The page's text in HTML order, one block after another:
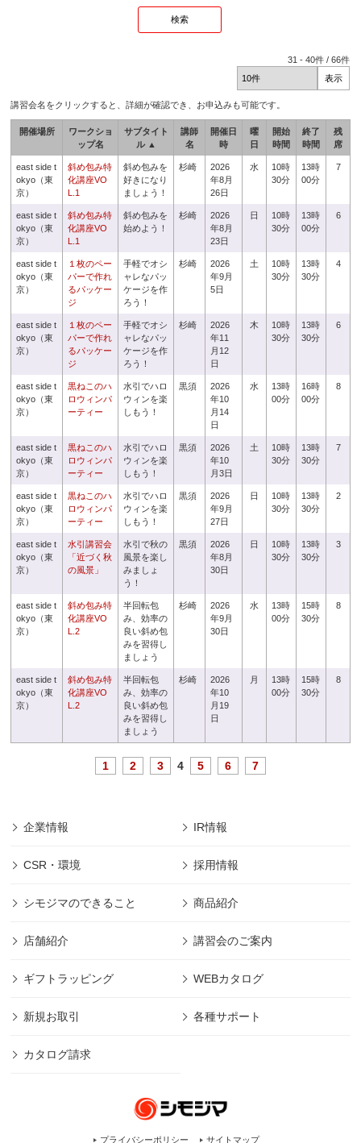
31 -40件 /66件
講習会名をクリックすると、詳細が確認でき、お申込みも可能です。
開催場所
ワークショ
ップ名
サブタイト
ル ▲
講師
名
開催日
時
曜
日
開始
時間
終了
時間
残
席
east side t
okyo（東
京）
斜め包み特
化講座VO
L.1
斜め包みを
好きになり
ましょう！
杉崎
2026
年8月
26日
水
10時
30分
13時
00分
7
east side t
okyo（東
京）
斜め包み特
化講座VO
L.1
斜め包みを
始めよう！
杉崎
2026
年8月
23日
日
10時
30分
13時
00分
6
east side t
okyo（東
京）
１枚のペー
パーで作れ
るパッケー
ジ
手軽でオシ
ャレなパッ
ケージを作
ろう！
杉崎
2026
年9月
5日
土
10時
30分
13時
30分
4
east side t
okyo（東
京）
１枚のペー
パーで作れ
るパッケー
ジ
手軽でオシ
ャレなパッ
ケージを作
ろう！
杉崎
2026
年11
月12
日
木
10時
30分
13時
30分
6
east side t
okyo（東
京）
黒ねこのハ
ロウィンパ
ーティー
水引でハロ
ウィンを楽
しもう！
黒須
2026
年10
月14
日
水
13時
00分
16時
00分
8
east side t
okyo（東
京）
黒ねこのハ
ロウィンパ
ーティー
水引でハロ
ウィンを楽
しもう！
黒須
2026
年10
月3日
土
10時
30分
13時
30分
7
east side t
okyo（東
京）
黒ねこのハ
ロウィンパ
ーティー
水引でハロ
ウィンを楽
しもう！
黒須
2026
年9月
27日
日
10時
30分
13時
30分
2
east side t
okyo（東
京）
水引講習会
「近づく秋
の風景」
水引で秋の
風景を楽し
みましょ
う！
黒須
2026
年8月
30日
日
10時
30分
13時
30分
3
east side t
okyo（東
京）
斜め包み特
化講座VO
L.2
半回転包
み、効率の
良い斜め包
みを習得し
ましょう
杉崎
2026
年9月
30日
水
13時
00分
15時
30分
8
east side t
okyo（東
京）
斜め包み特
化講座VO
L.2
半回転包
み、効率の
良い斜め包
みを習得し
ましょう
杉崎
2026
年10
月19
日
月
13時
00分
15時
30分
8
1 2 3 4 5 6 7
企業情報 IR情報
CSR・環境 採用情報
シモジマのできること 商品紹介
店舗紹介 講習会のご案内
ギフトラッピング WEBカタログ
新規お取引 各種サポート
カタログ請求
プライバシーポリシー サイトマップ